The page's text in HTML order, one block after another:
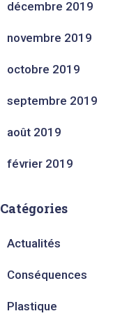
décembre 2019
novembre 2019
octobre 2019
septembre 2019
août 2019
février 2019
Catégories
Actualités
Conséquences
Plastique